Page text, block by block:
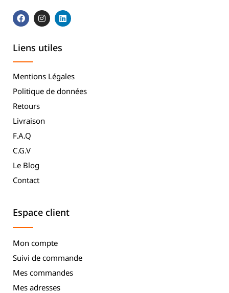
Liens utiles
Mentions Légales
Politique de données
Retours
Livraison
F.A.Q
C.G.V
Le Blog
Contact
Espace client
Mon compte
Suivi de commande
Mes commandes
Mes adresses